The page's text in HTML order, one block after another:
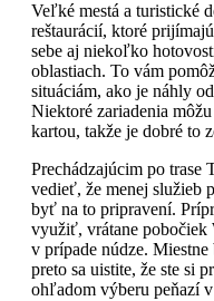
Veľké mestá a turistické
reštaurácií, ktoré
sebe aj niekoľko
oblastiach. To vám
situáciám, ako je náhly
Niektoré zariadenia
kartou, takže je dobré to
Prechádzajúcim po trase
vedieť, že menej služieb
byť na to pripravení.
využiť, vrátane pobočiek
v prípade núdze.
preto sa uistite, že ste si
ohľadom výberu peňazí